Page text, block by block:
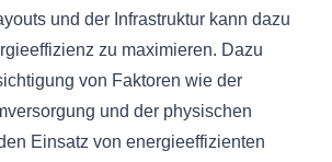
und der Infrastruktur kann dazu
zu maximieren. Dazu
von Faktoren wie der
und der physischen
Einsatz von energieeffizienten